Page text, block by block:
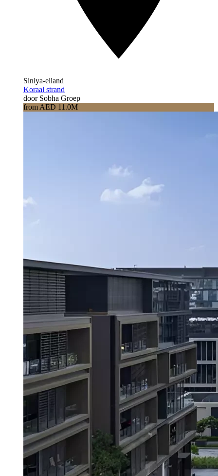
Siniya-eiland
Koraal strand
door Sobha Groep
from AED 11.0M